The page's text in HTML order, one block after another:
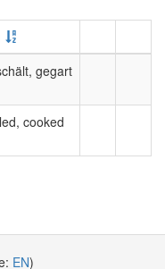
gegart
cooked
EN)